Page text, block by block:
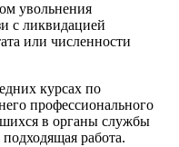
увольнения
с ликвидацией
или численности
курсах по
профессионального
в органы службы
подходящая работа.